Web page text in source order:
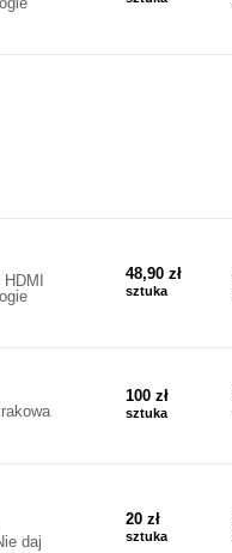
48,90 zł
sztuka
100 zł
sztuka
daj
20 zł
sztuka